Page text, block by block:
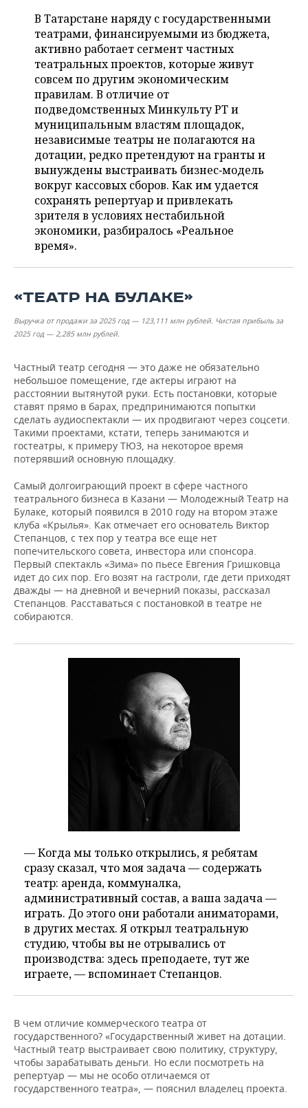
ВОЛЕЙБОЛ
КИБЕРСПОРТ
ФИГУРНОЕ КАТАНИЕ
ВОДНЫЕ ВИДЫ СПОРТА
ХОККЕЙ С МЯЧОМ
ИСТОРИЯ
КУЛЬТУРА
МЕДИЦИНА
ОБРАЗОВАНИЕ
ПРОИСШЕСТВИЯ
СПИСОК ПЕРСОН
СПИСОК КОМПАНИЙ
ПОЛНАЯ ВЕРСИЯ
В Татарстане наряду с государственными
театрами, финансируемыми из бюджета,
активно работает сегмент частных
театральных проектов, которые живут
совсем по другим экономическим
правилам. В отличие от
подведомственных Минкульту РТ и
муниципальным властям площадок,
независимые театры не полагаются на
дотации, редко претендуют на гранты и
вынуждены выстраивать бизнес‑модель
вокруг кассовых сборов. Как им удается
сохранять репертуар и привлекать
зрителя в условиях нестабильной
экономики, разбиралось «Реальное
время».
«ТЕАТР НА БУЛАКЕ»
Выручка от продажи за 2025 год — 123,111 млн рублей. Чистая прибыль за
2025 год — 2,285 млн рублей.
Частный театр сегодня — это даже не обязательно
небольшое помещение, где актеры играют на
расстоянии вытянутой руки. Есть постановки, которые
ставят прямо в барах, предпринимаются попытки
сделать аудиоспектакли — их продвигают через соцсети.
Такими проектами, кстати, теперь занимаются и
гостеатры, к примеру ТЮЗ, на некоторое время
потерявший основную площадку.
Самый долгоиграющий проект в сфере частного
театрального бизнеса в Казани — Молодежный Театр на
Булаке, который появился в 2010 году на втором этаже
клуба «Крылья». Как отмечает его основатель Виктор
Степанцов, с тех пор у театра все еще нет
попечительского совета, инвестора или спонсора.
Первый спектакль «Зима» по пьесе Евгения Гришковца
идет до сих пор. Его возят на гастроли, где дети приходят
дважды — на дневной и вечерний показы, рассказал
Степанцов. Расставаться с постановкой в театре не
собираются.
— Когда мы только открылись, я ребятам
сразу сказал, что моя задача — содержать
театр: аренда, коммуналка,
административный состав, а ваша задача —
играть. До этого они работали аниматорами,
в других местах. Я открыл театральную
студию, чтобы вы не отрывались от
производства: здесь преподаете, тут же
играете, — вспоминает Степанцов.
В чем отличие коммерческого театра от
государственного? «Государственный живет на дотации.
Частный театр выстраивает свою политику, структуру,
чтобы зарабатывать деньги. Но если посмотреть на
репертуар — мы не особо отличаемся от
государственного театра», — пояснил владелец проекта.